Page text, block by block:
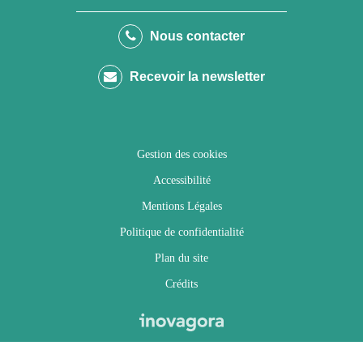
le
Facebook
le
Twitter
le
Instagram
Youtube
Nous contacter
Recevoir la newsletter
Gestion des cookies
Accessibilité
Mentions Légales
Politique de confidentialité
Plan du site
Crédits